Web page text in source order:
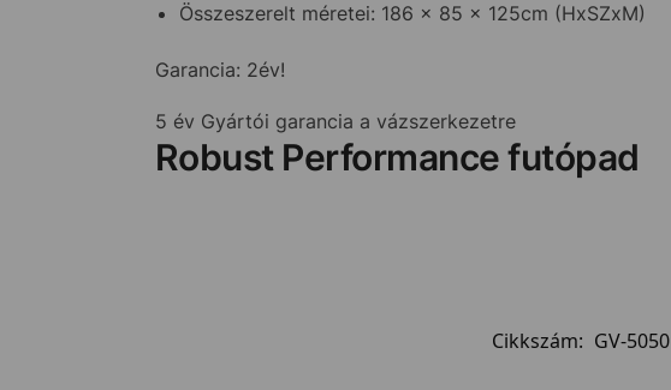
Összeszerelt méretei: 186 x 85 x 125cm (HxSZxM)
Garancia: 2év!
5 év Gyártói garancia a vázszerkezetre
Robust Performance futópad
Cikkszám: GV-5050